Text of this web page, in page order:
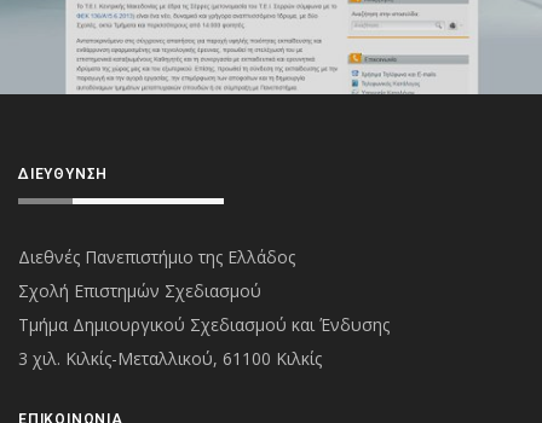
ΔΙΕΎΘΥΝΣΗ
Διεθνές Πανεπιστήμιο της Ελλάδος
Σχολή Επιστημών Σχεδιασμού
Τμήμα Δημιουργικού Σχεδιασμού και Ένδυσης
3 χιλ. Κιλκίς-Μεταλλικού, 61100 Κιλκίς
ΕΠΙΚΟΙΝΩΝΊΑ